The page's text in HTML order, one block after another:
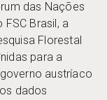
das Nações
FSC Brasil, a
Florestal
para a
austríaco
dados